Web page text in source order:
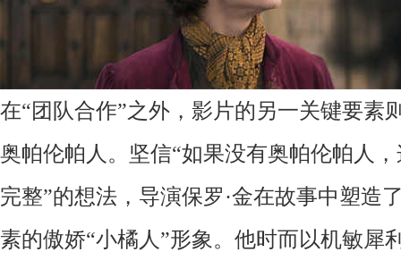
在“团队合作”之外，影片的另一关键要
奥帕伦帕人。坚信“如果没有奥帕伦帕人
完整”的想法，导演保罗·金在故事中塑造
素的傲娇“小橘人”形象。他时而以机敏犀